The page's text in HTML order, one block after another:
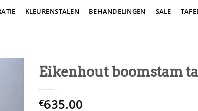
KLEURENSTALEN BEHANDELINGEN SALE
Eikenhout boomstam
€635.00